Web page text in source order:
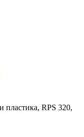
пластика, RPS 320,